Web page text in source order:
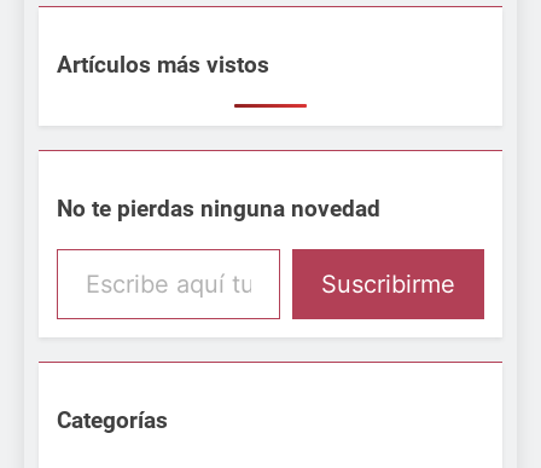
Artículos más vistos
No te pierdas ninguna novedad
Escribe aquí tu email
Suscribirme
Categorías